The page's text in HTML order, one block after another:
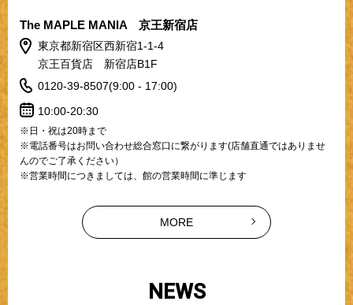
The MAPLE MANIA 京王新宿店
東京都新宿区西新宿1-1-4
京王百貨店 新宿店B1F
0120-39-8507(9:00 - 17:00)
10:00-20:30
※日・祝は20時まで
※電話番号はお問い合わせ総合窓口に繋がります(店舗直通ではありませ
んのでご了承ください）
※営業時間につきましては、館の営業時間に準じます
MORE
NEWS